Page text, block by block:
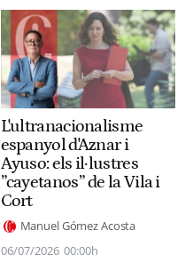
L'ultranacionalisme
espanyol d'Aznar i
Ayuso: els il·lustres
”cayetanos” de la Vila i
Cort
Manuel Gómez Acosta
06/07/2026 00:00h